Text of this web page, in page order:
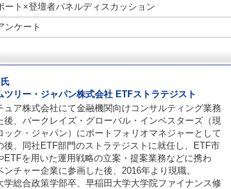
ート×登壇者パネルディスカッション
ンケート
ツリー・ジャパン株式会社 ETFストラテジスト
ュア株式会社にて金融機関向けコンサルティング業務
後、バークレイズ・グローバル・インベスターズ（現
ック・ジャパン）にポートフォリオマネジャーとして
後、同社ETF部門のストラテジストに就任し、ETF市
ETFを用いた運用戦略の立案・提案業務などに携わ
ンチャー企業に参画した後、2016年より現職。
学総合政策学部卒、早稲田大学大学院ファイナンス修